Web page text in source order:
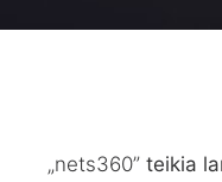
„nets360”teikia